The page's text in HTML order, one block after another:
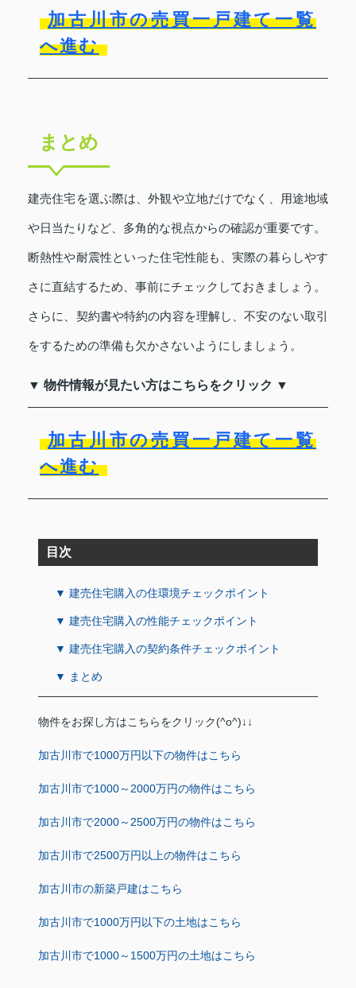
加古川市の売買一戸建て一覧
へ進む
まとめ
建売住宅を選ぶ際は、外観や立地だけでなく、用途地域
や日当たりなど、多角的な視点からの確認が重要です。
断熱性や耐震性といった住宅性能も、実際の暮らしやす
さに直結するため、事前にチェックしておきましょう。
さらに、契約書や特約の内容を理解し、不安のない取引
をするための準備も欠かさないようにしましょう。
▼ 物件情報が見たい方はこちらをクリック ▼
加古川市の売買一戸建て一覧
へ進む
目次
▼ 建売住宅購入の住環境チェックポイント
▼ 建売住宅購入の性能チェックポイント
▼ 建売住宅購入の契約条件チェックポイント
▼ まとめ
物件をお探し方はこちらをクリック(^o^)↓↓
加古川市で1000万円以下の物件はこちら
加古川市で1000～2000万円の物件はこちら
加古川市で2000～2500万円の物件はこちら
加古川市で2500万円以上の物件はこちら
加古川市の新築戸建はこちら
加古川市で1000万円以下の土地はこちら
加古川市で1000～1500万円の土地はこちら